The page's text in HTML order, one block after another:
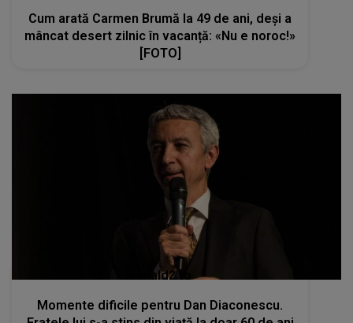
Cum arată Carmen Brumă la 49 de ani, deși a
mâncat desert zilnic în vacanță: «Nu e noroc!»
[FOTO]
kanald2.ro
Momente dificile pentru Dan Diaconescu.